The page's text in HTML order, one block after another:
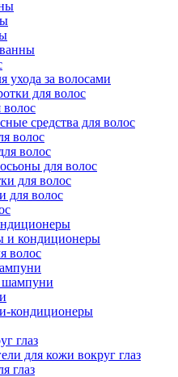
ухода за волосами
для волос
волос
средства для волос
волос
волос
для волос
для волос
для волос
и кондиционеры
волос
шампуни
кондиционеры
глаз
для кожи вокруг глаз
глаз